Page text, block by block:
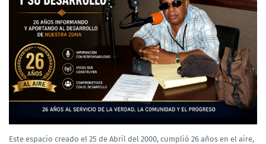
Este espacio creado el 25 de Abril del 2000, cumplió 26 años en el aire,